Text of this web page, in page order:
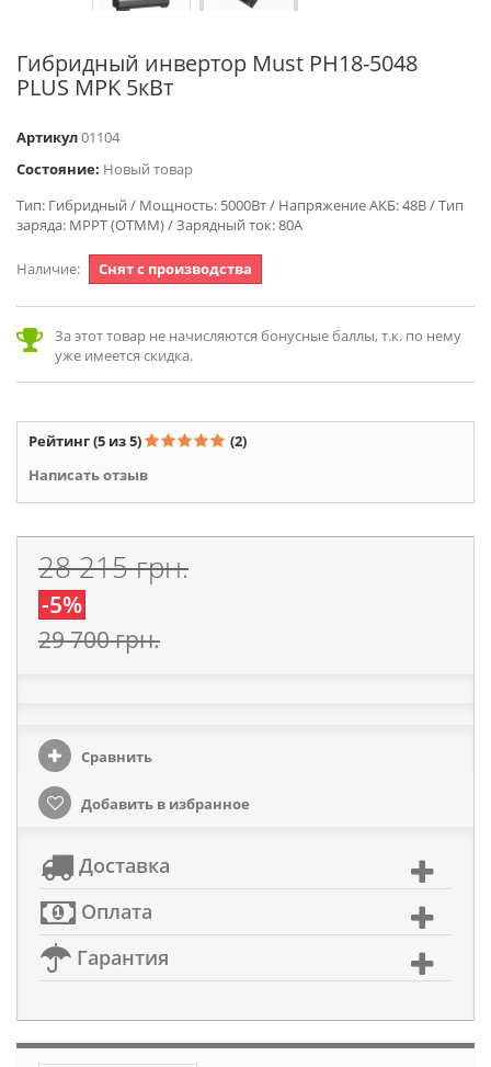
Гибридный инвертор Must PH18-5048
PLUS MPK 5кВт
Артикул01104
Состояние: Новый товар
Тип: Гибридный / Мощность: 5000Вт / Напряжение АКБ: 48В / Тип
заряда: MPPT (ОТММ) / Зарядный ток: 80А
Наличие: Снят с производства
За этот товар не начисляются бонусные баллы, т.к. по нему
уже имеется скидка.
Рейтинг(5 из 5)
(2)
Написать отзыв
28 215 грн.
-5%
29 700 грн.
Сравнить
Добавить в избранное
Доставка
Оплата
Гарантия